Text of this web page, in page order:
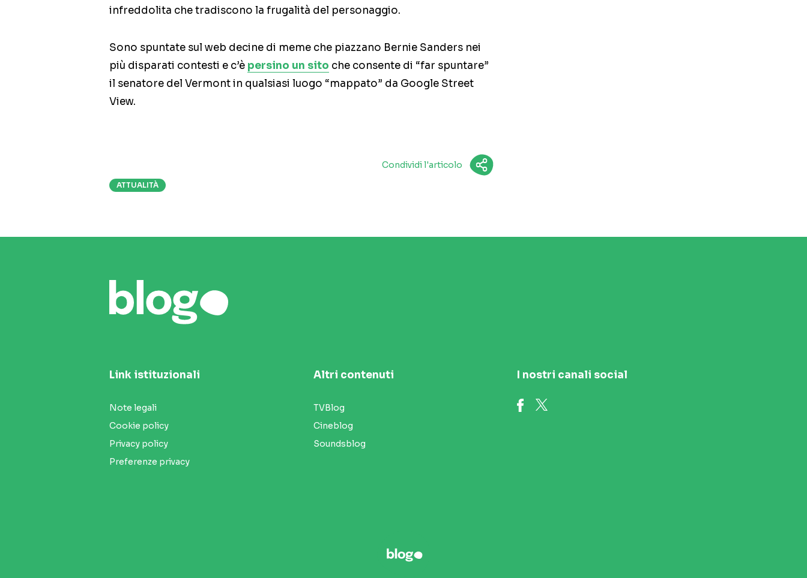
infreddolita che tradiscono la frugalità del personaggio.
Sono spuntate sul web decine di meme che piazzano Bernie Sanders nei
più disparati contesti e c’è persino un sito che consente di “far spuntare”
il senatore del Vermont in qualsiasi luogo “mappato” da Google Street
View.
Condividi l'articolo
ATTUALITÀ
Link istituzionali
Note legali
Cookie policy
Privacy policy
Preferenze privacy
Altri contenuti
TVBlog
Cineblog
Soundsblog
I nostri canali social